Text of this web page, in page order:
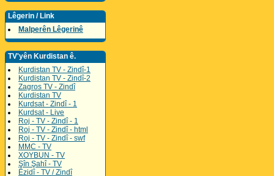
Lêgerin / Link
Malperên Lêgerinê
TV'yên Kurdistan ê.
Kurdistan TV - Zindî-1
Kurdistan TV - Zindî-2
Zagros TV - Zindî
Kurdistan TV
Kurdsat - Zindî - 1
Kurdsat - Live
Roj - TV - Zindî - 1
Roj - TV - Zindî - html
Roj - TV - Zindî - swf
MMC - TV
XOYBUN - TV
Şîn Şahî - TV
Êzidî - TV / Zindî